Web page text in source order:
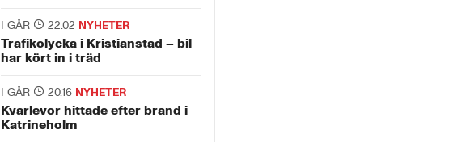
I GÅR 22.02 NYHETER
Trafikolycka i Kristianstad – bil
har kört in i träd
I GÅR 20.16 NYHETER
Kvarlevor hittade efter brand i
Katrineholm